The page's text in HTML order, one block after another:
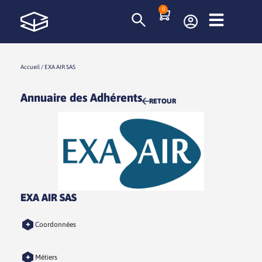
0
Accueil / EXA AIR SAS
Annuaire des Adhérents RETOUR
EXA AIR SAS
Coordonnées
+
Métiers
+